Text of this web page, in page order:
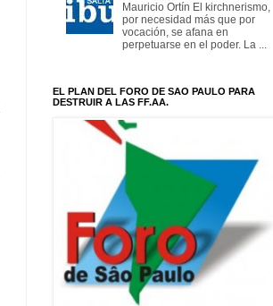
Mauricio Ortín El kirchnerismo,
por necesidad más que por
vocación, se afana en
perpetuarse en el poder. La ...
EL PLAN DEL FORO DE SAO PAULO PARA
DESTRUIR A LAS FF.AA.